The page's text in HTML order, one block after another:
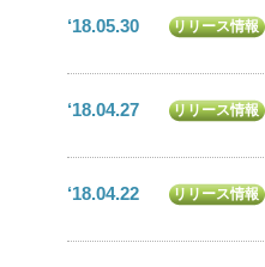
‘18.05.30 リリース情報
‘18.04.27 リリース情報
‘18.04.22 リリース情報